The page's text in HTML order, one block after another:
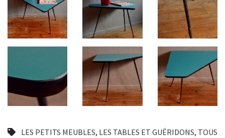
LES PETITS MEUBLES, LES TABLES ET GUÉRIDONS, TOUS